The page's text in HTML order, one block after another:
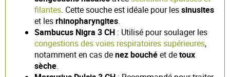
filantes. Cette souche est idéale pour lessinusites
et lesrhinopharyngites.
Sambucus Nigra 3 CH : Utilisé pour soulager les
congestions des voies respiratoires supérieures,
notamment en cas denez bouchéet detoux
sèche.